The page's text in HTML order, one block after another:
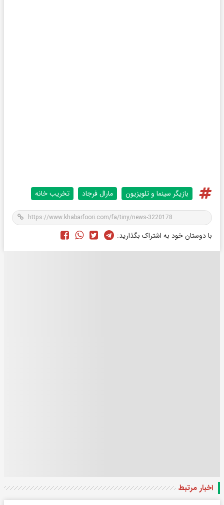
بازیگر سینما و تلویزیون مارال فرجاد تخریب خانه
با دوستان خود به اشتراک بگذارید:
اخبار مرتبط